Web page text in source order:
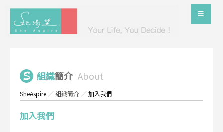
組織簡介 About
SheAspire ／組織簡介 ／加入我們
加入我們